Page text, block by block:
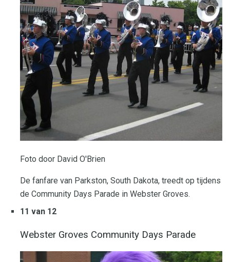
Foto door David O'Brien
De fanfare van Parkston, South Dakota, treedt op tijdens
de Community Days Parade in Webster Groves.
11 van 12
Webster Groves Community Days Parade